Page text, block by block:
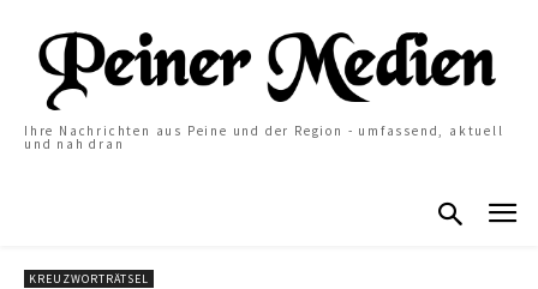
Ihre Nachrichten aus Peine und der Region - umfassend, aktuell
und nah dran
KREUZWORTRÄTSEL